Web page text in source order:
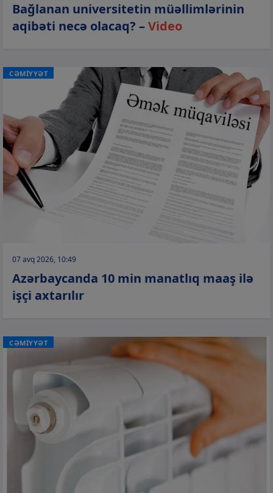
Bağlanan universitetin müəllimlərinin
aqibəti necə olacaq? –Video
CƏMİYYƏT
07 avq 2026, 10:49
Azərbaycanda 10 min manatlıq maaş ilə
işçi axtarılır
CƏMİYYƏT